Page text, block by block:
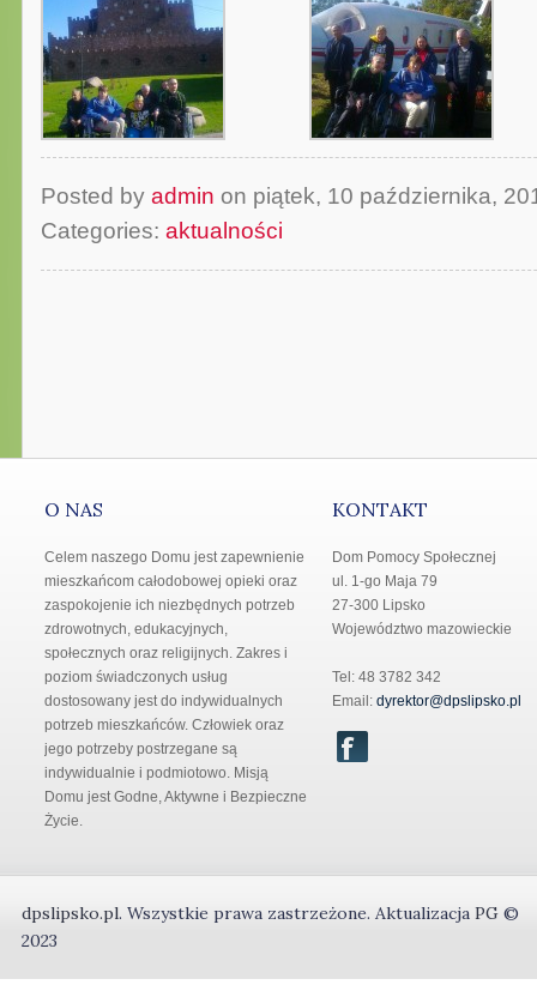
Posted by admin on piątek, 10 października,
Categories: aktualności
O NAS
Celem naszego Domu jest zapewnienie
mieszkańcom całodobowej opieki oraz
zaspokojenie ich niezbędnych potrzeb
zdrowotnych, edukacyjnych,
społecznych oraz religijnych. Zakres i
poziom świadczonych usług
dostosowany jest do indywidualnych
potrzeb mieszkańców. Człowiek oraz
jego potrzeby postrzegane są
indywidualnie i podmiotowo. Misją
Domu jest Godne, Aktywne i Bezpieczne
Życie.
KONTAKT
Dom Pomocy Społecznej
ul. 1-go Maja 79
27-300 Lipsko
Województwo mazowieckie
Tel: 48 3782 342
Email: dyrektor@dpslipsko.pl
dpslipsko.pl. Wszystkie prawa zastrzeżone. Aktualizacja PG ©
2023